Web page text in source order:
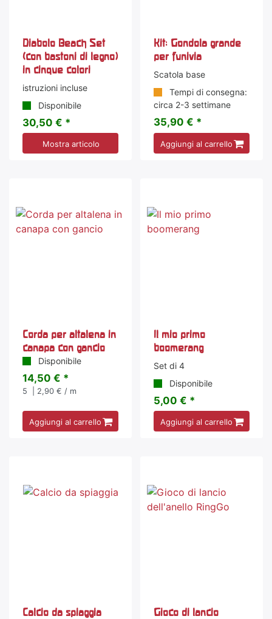
Diabolo Beach Set
(con bastoni di legno)
in cinque colori
istruzioni incluse
Disponibile
30,50 € *
Mostra articolo
Kit: Gondola grande
per funivia
Scatola base
Tempi di consegna:
circa 2-3 settimane
35,90 € *
Aggiungi al carrello
Corda per altalena in
canapa con gancio
Disponibile
14,50 € *
5 | 2,90 € / m
Aggiungi al carrello
Il mio primo
boomerang
Set di 4
Disponibile
5,00 € *
Aggiungi al carrello
Calcio da spiaggia
Gioco di lancio